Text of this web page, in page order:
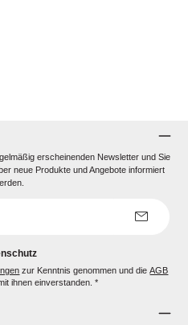
erscheinenden Newsletter und Sie
neue Produkte und Angebote informiert
zur Kenntnis genommen und dieAGB
ihnen einverstanden. *